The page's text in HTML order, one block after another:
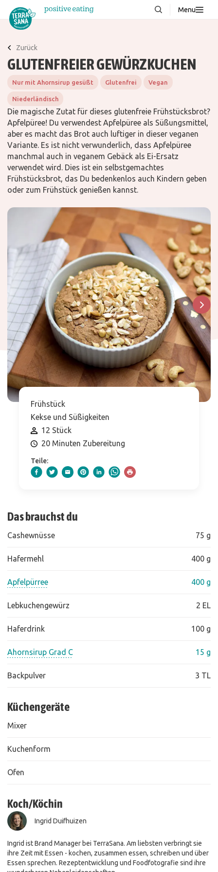
Menu
Über uns
Wissenswertes
Kontakt
Downloads
Produkte
Rezepte
Zurück
GLUTENFREIER GEWÜRZKUCHEN
Nur mit Ahornsirup gesüßt Glutenfrei Vegan
Niederländisch
Die magische Zutat für dieses glutenfreie Frühstücksbrot?
Apfelpüree! Du verwendest Apfelpüree als Süßungsmittel,
aber es macht das Brot auch luftiger in dieser veganen
Variante. Es ist nicht verwunderlich, dass Apfelpüree
manchmal auch in veganem Gebäck als Ei-Ersatz
verwendet wird. Dies ist ein selbstgemachtes
Frühstücksbrot, das Du bedenkenlos auch Kindern geben
oder zum Frühstück genießen kannst.
Frühstück
Kekse und Süßigkeiten
12 Stück
20 Minuten Zubereitung
Teile:
Das brauchst du
Cashewnüsse 75 g
Hafermehl 400 g
Apfelpürree 400 g
Lebkuchengewürz 2 EL
Haferdrink 100 g
Ahornsirup Grad C 15 g
Backpulver 3 TL
Küchengeräte
Mixer
Kuchenform
Ofen
Koch/Köchin
Ingrid Duifhuizen
Ingrid ist Brand Manager bei TerraSana. Am liebsten verbringt sie
ihre Zeit mit Essen - kochen, zusammen essen, schreiben und über
Essen sprechen. Rezeptentwicklung und Foodfotografie sind ihre